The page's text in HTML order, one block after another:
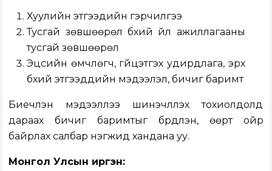
Хуулийн этгээдийн гэрчилгээ
Тусгай зөвшөөрөл бүхий үйл ажиллагааны
тусгай зөвшөөрөл
Эцсийн өмчлөгч, гүйцэтгэх удирдлага, эрх
бүхий этгээдүүдийн мэдээлэл, бичиг баримт
Биечлэн мэдээллээ шинэчлүүлэх тохиолдолд
дараах бичиг баримтыг бүрдүүлэн, өөрт ойр
байрлах салбар нэгжид хандана уу.
Монгол Улсын иргэн: